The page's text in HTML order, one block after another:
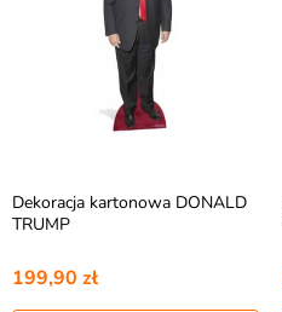
Dekoracja kartonowa DONALD
TRUMP
199,90 zł